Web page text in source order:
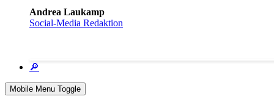
Andrea Laukamp
Social-Media Redaktion
🔎
Mobile Menu Toggle